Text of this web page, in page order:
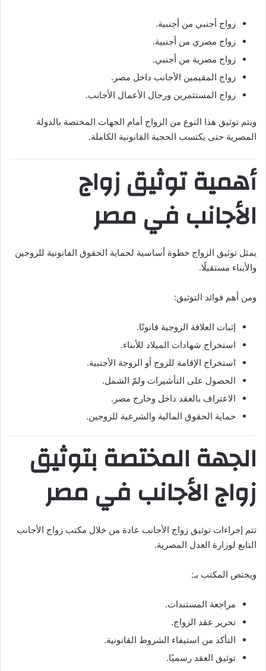
زواج أجنبي من أجنبية.
زواج مصري من أجنبية.
زواج مصرية من أجنبي.
زواج المقيمين الأجانب داخل مصر.
زواج المستثمرين ورجال الأعمال الأجانب.
ويتم توثيق هذا النوع من الزواج أمام الجهات المختصة بالدولة
المصرية حتى يكتسب الحجية القانونية الكاملة.
أهمية توثيق زواج
الأجانب في مصر
يمثل توثيق الزواج خطوة أساسية لحماية الحقوق القانونية للزوجين
والأبناء مستقبلًا.
ومن أهم فوائد التوثيق:
إثبات العلاقة الزوجية قانونًا.
استخراج شهادات الميلاد للأبناء.
استخراج الإقامة للزوج أو الزوجة الأجنبية.
الحصول على التأشيرات ولمّ الشمل.
الاعتراف بالعقد داخل وخارج مصر.
حماية الحقوق المالية والشرعية للزوجين.
الجهة المختصة بتوثيق
زواج الأجانب في مصر
تتم إجراءات توثيق زواج الأجانب عادة من خلال مكتب زواج الأجانب
التابع لوزارة العدل المصرية.
ويختص المكتب بـ:
مراجعة المستندات.
تحرير عقد الزواج.
التأكد من استيفاء الشروط القانونية.
توثيق العقد رسميًا.